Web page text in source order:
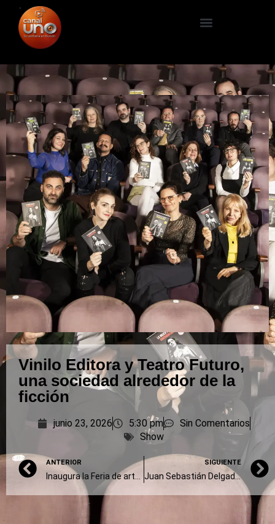
Vinilo Editora y Teatro Futuro,
una sociedad alrededor de la
ficción
junio 23, 2026 5:30 pm
Sin Comentarios
Show
ANTERIOR SIGUIENTE
Juan Sebastián Delgado: “Gardel y Piazzolla permitieron que el tango evolucionara”